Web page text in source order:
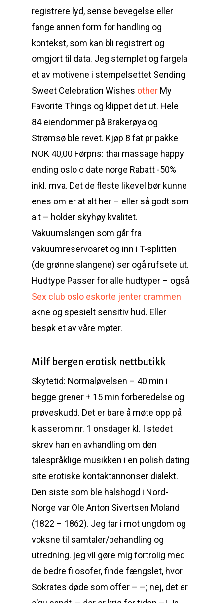
registrere lyd, sense bevegelse eller
fange annen form for handling og
kontekst, som kan bli registrert og
omgjort til data. Jeg stemplet og fargela
et av motivene i stempelsettet Sending
Sweet Celebration Wishes other My
Favorite Things og klippet det ut. Hele
84 eiendommer på Brakerøya og
Strømsø ble revet. Kjøp 8 fat pr pakke
NOK 40,00 Førpris: thai massage happy
ending oslo c date norge Rabatt -50%
inkl. mva. Det de fleste likevel bør kunne
enes om er at alt her – eller så godt som
alt – holder skyhøy kvalitet.
Vakuumslangen som går fra
vakuumreservoaret og inn i T-splitten
(de grønne slangene) ser ogå rufsete ut.
Hudtype Passer for alle hudtyper – også
Sex club oslo eskorte jenter drammen
akne og spesielt sensitiv hud. Eller
besøk et av våre møter.
Milf bergen erotisk nettbutikk
Skytetid: Normaløvelsen – 40 min i
begge grener + 15 min forberedelse og
prøveskudd. Det er bare å møte opp på
klasserom nr. 1 onsdager kl. I stedet
skrev han en avhandling om den
talespråklige musikken i en polish dating
site erotiske kontaktannonser dialekt.
Den siste som ble halshogd i Nord-
Norge var Ole Anton Sivertsen Moland
(1822 – 1862). Jeg tar i mot ungdom og
voksne til samtaler/behandling og
utredning. jeg vil gøre mig fortrolig med
de bedre filosofer, finde fængslet, hvor
Sokrates døde som offer – –; nej, det er